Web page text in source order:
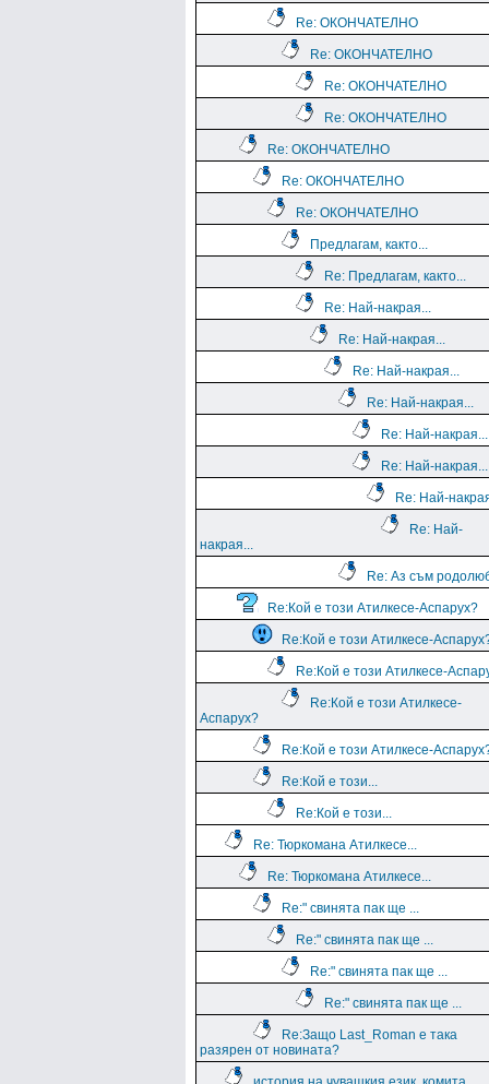
Re: ОКОНЧАТЕЛНО
Re: ОКОНЧАТЕЛНО
Re: ОКОНЧАТЕЛНО
Re: ОКОНЧАТЕЛНО
Re: ОКОНЧАТЕЛНО
Re: ОКОНЧАТЕЛНО
Re: ОКОНЧАТЕЛНО
Предлагам, както...
Re: Предлагам, както...
Re: Най-накрая...
Re: Най-накрая...
Re: Най-накрая...
Re: Най-накрая...
Re: Най-накрая...
Re: Най-накрая...
Re: Най-
Re: Най-
накрая...
Re: Аз съм
Re:Кой е този Атилкесе-Аспарух?
Re:Кой е този Атилкесе-
Re:Кой е този Атилкесе-
Re:Кой е този Атилкесе-
Аспарух?
Re:Кой е този Атилкесе-
Re:Кой е този...
Re:Кой е този...
Re: Тюркомана Атилкесе...
Re: Тюркомана Атилкесе...
Re:" свинята пак ще ...
Re:" свинята пак ще ...
Re:" свинята пак ще ...
Re:" свинята пак ще ...
Re:Защо Last_Roman e така
разярен от новината?